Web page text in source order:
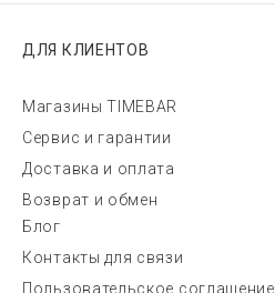
ДЛЯ КЛИЕНТОВ
Магазины TIMEBAR
Сервис и гарантии
Доставка и оплата
Возврат и обмен
Блог
Контакты для связи
Пользовательское соглашение